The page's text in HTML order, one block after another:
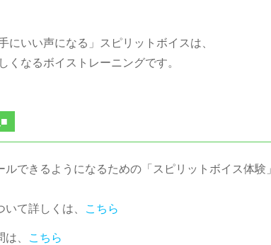
にいい声になる」スピリットボイスは、
くなるボイストレーニングです。
できるようになるための「スピリットボイス体験
て詳しくは、 こちら
、 こちら